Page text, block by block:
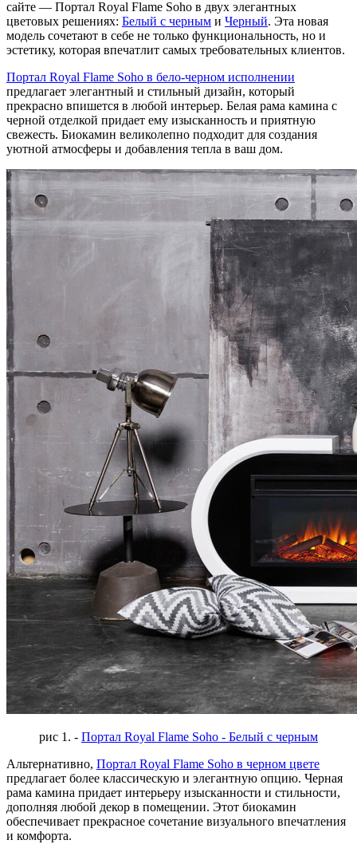
сайте — Портал Royal Flame Soho в двух элегантных
цветовых решениях: Белый с черным и Черный. Эта новая
модель сочетают в себе не только функциональность, но и
эстетику, которая впечатлит самых требовательных клиентов.
Портал Royal Flame Soho в бело-черном исполнении
предлагает элегантный и стильный дизайн, который
прекрасно впишется в любой интерьер. Белая рама камина с
черной отделкой придает ему изысканность и приятную
свежесть. Биокамин великолепно подходит для создания
уютной атмосферы и добавления тепла в ваш дом.
рис 1. - Портал Royal Flame Soho - Белый с черным
Альтернативно, Портал Royal Flame Soho в черном цвете
предлагает более классическую и элегантную опцию. Черная
рама камина придает интерьеру изысканности и стильности,
дополняя любой декор в помещении. Этот биокамин
обеспечивает прекрасное сочетание визуального впечатления
и комфорта.